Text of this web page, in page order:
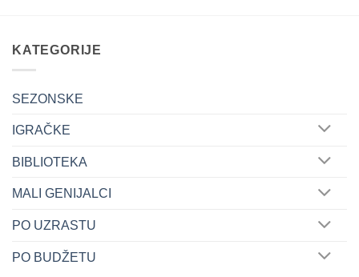
KATEGORIJE
SEZONSKE
IGRAČKE
BIBLIOTEKA
MALI GENIJALCI
PO UZRASTU
PO BUDŽETU